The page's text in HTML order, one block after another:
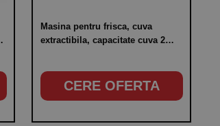
Masina pentru frisca, cuva
extractibila, capacitate cuva 2
CERE OFERTA